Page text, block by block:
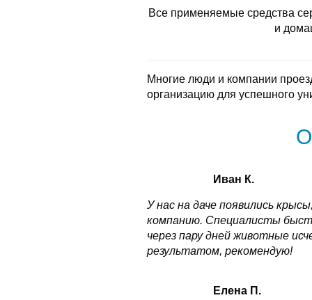
Все применяемые средства
и
Многие люди и компании
организацию для успешного
Иван К.
У нас на даче появились
компанию. Специалисты
через пару дней животные
результатом, рекомендую!
Елена П.